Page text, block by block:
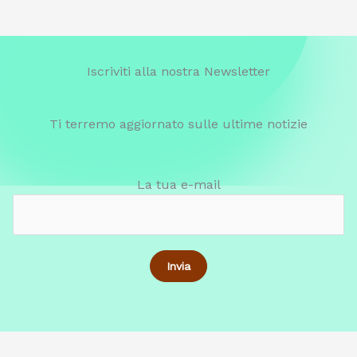
Iscriviti alla nostra Newsletter
Ti terremo aggiornato sulle ultime notizie
La tua e-mail